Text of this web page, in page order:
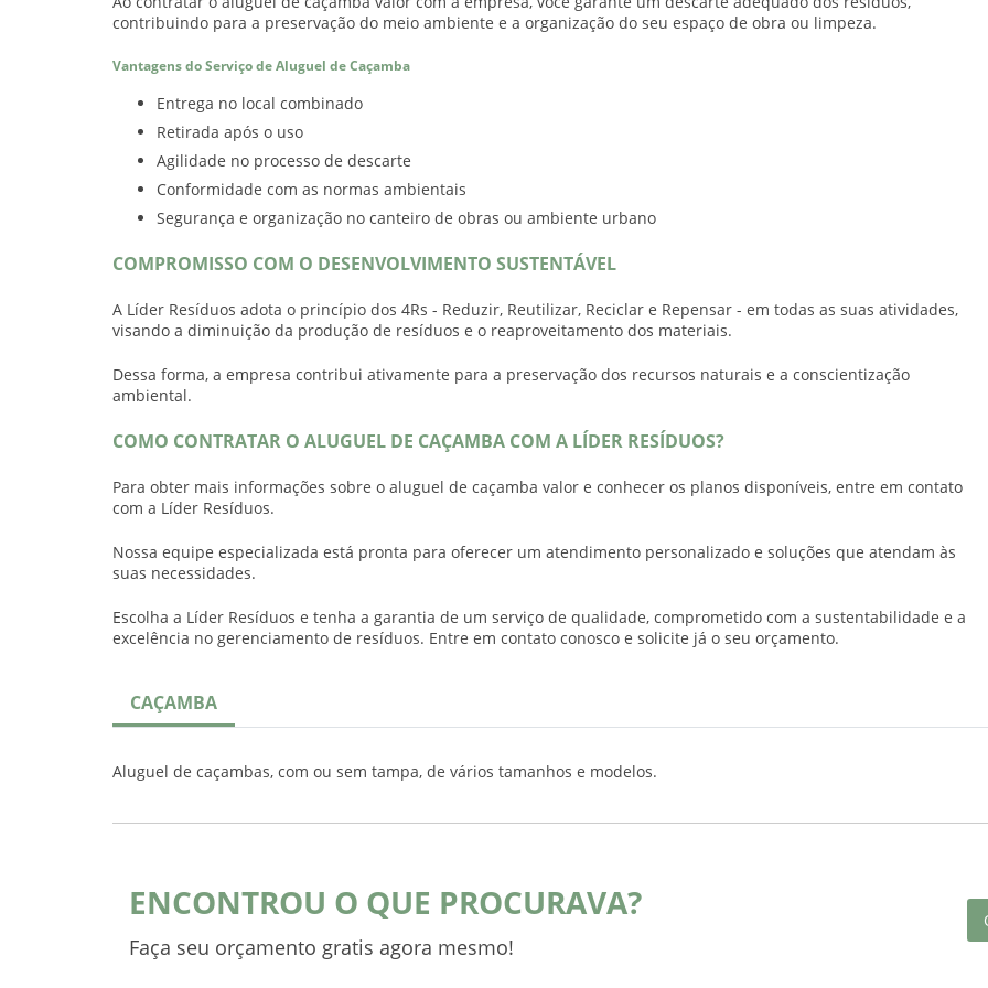
contribuindo para a preservação do meio ambiente e a organização do seu espaço de obra ou limpeza.
Vantagens do Serviço de Aluguel de Caçamba
Entrega no local combinado
Retirada após o uso
Agilidade no processo de descarte
Conformidade com as normas ambientais
Segurança e organização no canteiro de obras ou ambiente urbano
COMPROMISSO COM O DESENVOLVIMENTO SUSTENTÁVEL
A Líder Resíduos adota o princípio dos 4Rs - Reduzir, Reutilizar, Reciclar e Repensar - em todas as suas atividades,
visando a diminuição da produção de resíduos e o reaproveitamento dos materiais.
Dessa forma, a empresa contribui ativamente para a preservação dos recursos naturais e a conscientização
ambiental.
COMO CONTRATAR O ALUGUEL DE CAÇAMBA COM A LÍDER RESÍDUOS?
Para obter mais informações sobre o aluguel de caçamba valor e conhecer os planos disponíveis, entre em contato
com a Líder Resíduos.
Nossa equipe especializada está pronta para oferecer um atendimento personalizado e soluções que atendam às
suas necessidades.
Escolha a Líder Resíduos e tenha a garantia de um serviço de qualidade, comprometido com a sustentabilidade e a
excelência no gerenciamento de resíduos. Entre em contato conosco e solicite já o seu orçamento.
CAÇAMBA
Aluguel de caçambas, com ou sem tampa, de vários tamanhos e modelos.
ENCONTROU O QUE PROCURAVA?
Faça seu orçamento gratis agora mesmo!